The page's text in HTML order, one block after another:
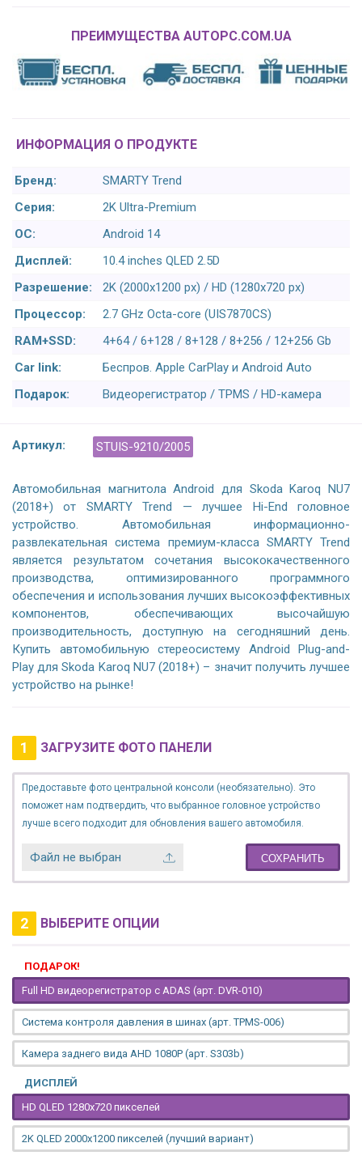
ПРЕИМУЩЕСТВА AUTOPC.COM.UA
ИНФОРМАЦИЯ О ПРОДУКТЕ
Бренд:
SMARTY Trend
Серия:
2K Ultra-Premium
ОС:
Android 14
Дисплей:
10.4 inches QLED 2.5D
Разрешение:
2K (2000x1200 px) / HD (1280x720 px)
Процессор:
2.7 GHz Octa-core (UIS7870CS)
RAM+SSD:
4+64 / 6+128 / 8+128 / 8+256 / 12+256 Gb
Car link:
Беспров. Apple CarPlay и Android Auto
Подарок:
Видеорегистратор / TPMS / HD-камера
Артикул: STUIS-9210/2005
Автомобильная магнитола Android для Skoda Karoq NU7
(2018+) от SMARTY Trend — лучшее Hi-End головное
устройство. Автомобильная информационно-
развлекательная система премиум-класса SMARTY Trend
является результатом сочетания высококачественного
производства, оптимизированного программного
обеспечения и использования лучших высокоэффективных
компонентов, обеспечивающих высочайшую
производительность, доступную на сегодняшний день.
Купить автомобильную стереосистему Android Plug-and-
Play для Skoda Karoq NU7 (2018+) – значит получить лучшее
устройство на рынке!
1 ЗАГРУЗИТЕ ФОТО ПАНЕЛИ
Предоставьте фото центральной консоли (необязательно). Это
поможет нам подтвердить, что выбранное головное устройство
лучше всего подходит для обновления вашего автомобиля.
Файл не выбран СОХРАНИТЬ
2 ВЫБЕРИТЕ ОПЦИИ
ПОДАРОК!
Full HD видеорегистратор с ADAS (арт. DVR-010)
Система контроля давления в шинах (арт. TPMS-006)
Камера заднего вида AHD 1080P (арт. S303b)
ДИСПЛЕЙ
HD QLED 1280x720 пикселей
2K QLED 2000х1200 пикселей (лучший вариант)